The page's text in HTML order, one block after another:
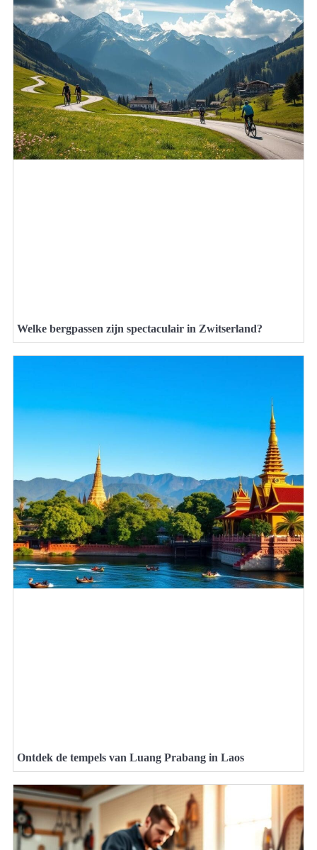
Welke bergpassen zijn spectaculair in Zwitserland?
Ontdek de tempels van Luang Prabang in Laos